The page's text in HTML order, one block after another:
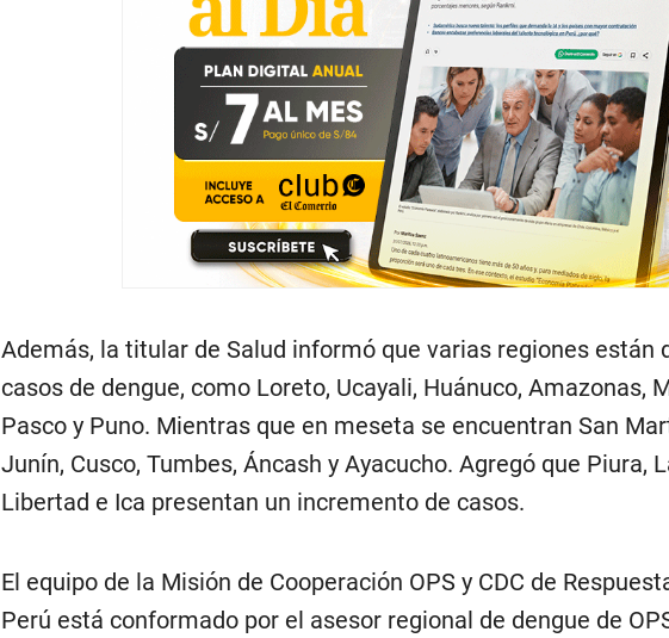
Además, la titular de Salud informó que varias regiones están
casos de dengue, como Loreto, Ucayali, Huánuco, Amazonas,
Pasco y Puno. Mientras que en meseta se encuentran San
Junín, Cusco, Tumbes, Áncash y Ayacucho. Agregó que Piura,
Libertad e Ica presentan un incremento de casos.
El equipo de la Misión de Cooperación OPS y CDC de
Perú está conformado por el asesor regional de dengue de